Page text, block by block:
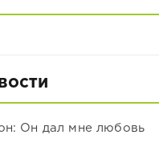
Он дал мне любовь